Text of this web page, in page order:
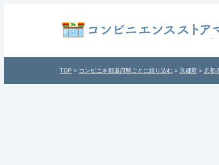
上京区）のコンビニ情報 - 全国
住所付きでご紹介！日本全国の
ト「コンビニエンスストアマッ
TOP > コンビニを都道府県ごとに絞り込む > 京都府 > 京都